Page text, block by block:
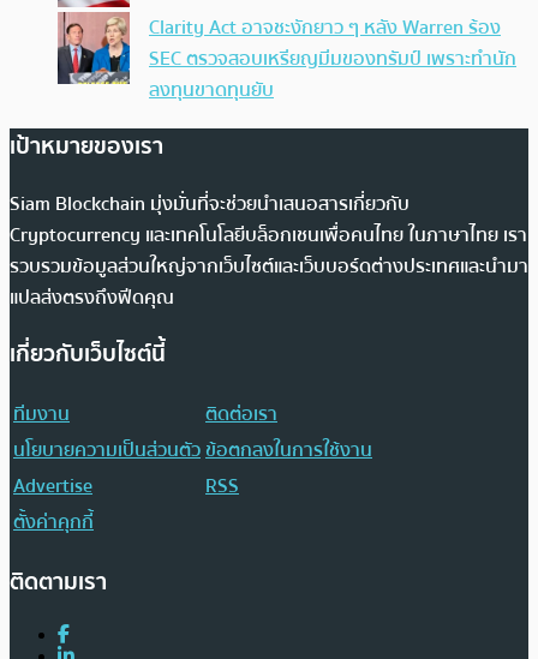
Clarity Act อาจชะงักยาว ๆ หลัง Warren ร้อง
SEC ตรวจสอบเหรียญมีมของทรัมป์ เพราะทำนัก
ลงทุนขาดทุนยับ
เป้าหมายของเรา
Siam Blockchain มุ่งมั่นที่จะช่วยนำเสนอสารเกี่ยวกับ
Cryptocurrency และเทคโนโลยีบล็อกเชนเพื่อคนไทย ในภาษาไทย เรา
รวบรวมข้อมูลส่วนใหญ่จากเว็บไซต์และเว็บบอร์ดต่างประเทศและนำมา
แปลส่งตรงถึงฟีดคุณ
เกี่ยวกับเว็บไซต์นี้
ทีมงาน
ติดต่อเรา
นโยบายความเป็นส่วนตัวข้อตกลงในการใช้งาน
Advertise
RSS
ตั้งค่าคุกกี้
ติดตามเรา